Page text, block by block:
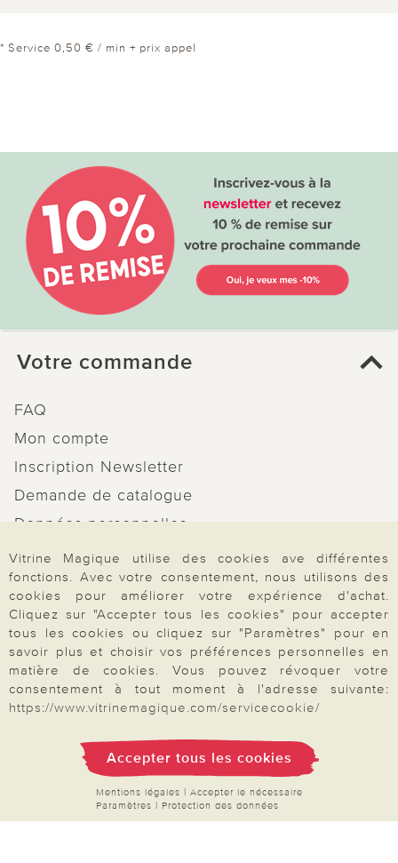
* Service 0,50 € / min + prix appel
Votre commande
FAQ
Mon compte
Inscription Newsletter
Demande de catalogue
Données personnelles
Droit de rétractation
Rétractation
Paiement & Livraison
À propos de nous
Besoin d'aide?
Vitrine Magique utilise des cookies ave différentes
fonctions. Avec votre consentement, nous utilisons des
cookies pour améliorer votre expérience d'achat.
Cliquez sur "Accepter tous les cookies" pour accepter
tous les cookies ou cliquez sur "Paramètres" pour en
savoir plus et choisir vos préférences personnelles en
matière de cookies. Vous pouvez révoquer votre
consentement à tout moment à l'adresse suivante:
https://www.vitrinemagique.com/servicecookie/
Accepter tous les cookies
Mentions légales | Accepter le nécessaire
Paramètres | Protection des données